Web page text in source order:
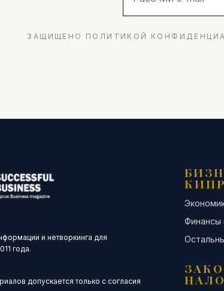
ЗАЩИЩЕНО ПОЛИТИКОЙ
и нетворкинга для
года.
допускается только с согласия
Финансы